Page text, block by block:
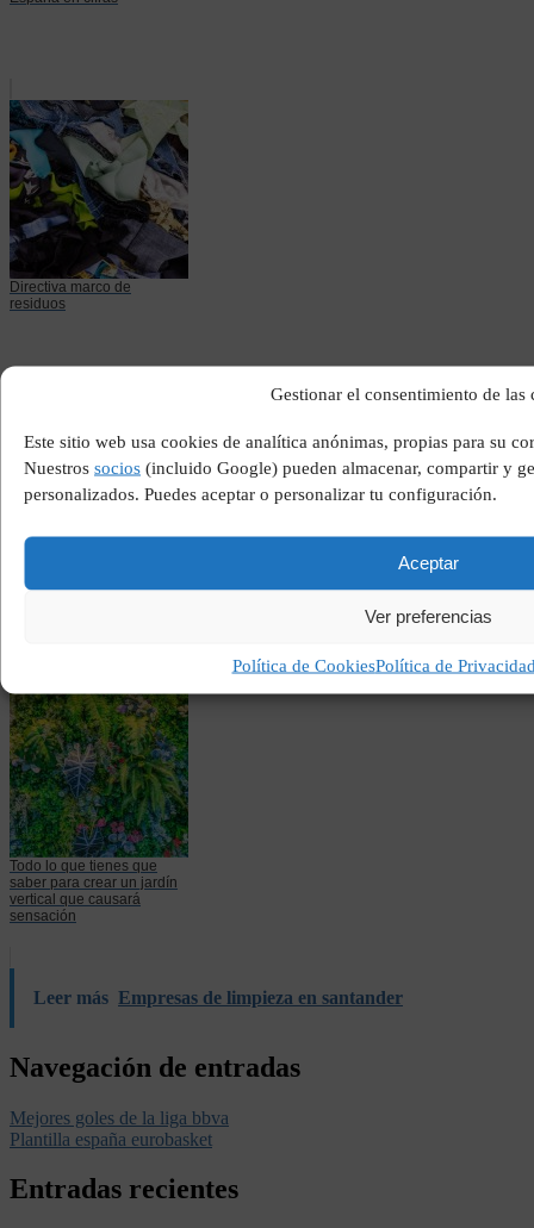
Gestionar el consentimiento de las
Este sitio web usa cookies de analítica anónimas, propias para su
Nuestros socios (incluido Google) pueden almacenar, compartir y
personalizados. Puedes aceptar o personalizar tu configuración.
Aceptar
Ver preferencias
Política de CookiesPolítica de
Directiva marco de
residuos
familia haciendo
Todo lo que tienes que
saber para crear un jardín
vertical que causará
sensación
Leer más Empresas de limpieza en santander
Navegación de entradas
Mejores goles de la liga bbva
Plantilla españa eurobasket
Entradas recientes